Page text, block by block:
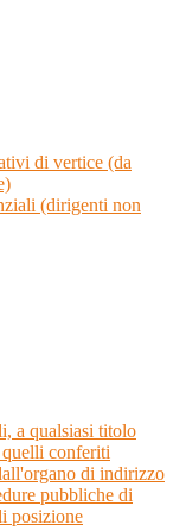
di vertice (da
(dirigenti non
a qualsiasi titolo
conferiti
di indirizzo
pubbliche di
posizione